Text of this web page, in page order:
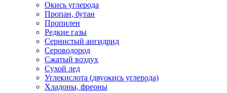
Окись углерода
Пропан, бутан
Пропилен
Редкие газы
Сернистый ангидрид
Сероводород
Сжатый воздух
Сухой лед
Углекислота (двуокись углерода)
Хладоны, фреоны